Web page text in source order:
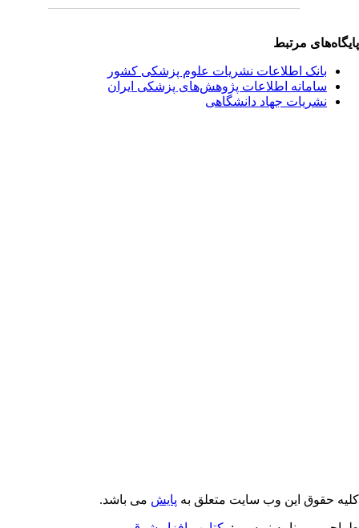
مرتبط
بانک اطلاعات نشریات علوم پزشکی کشور
سامانه اطلاعات پژوهش‌های پزشکی ایران
نشریات جهاد دانشگاهی
حقوق این وب سایت متعلق بهپایشمی باشد.